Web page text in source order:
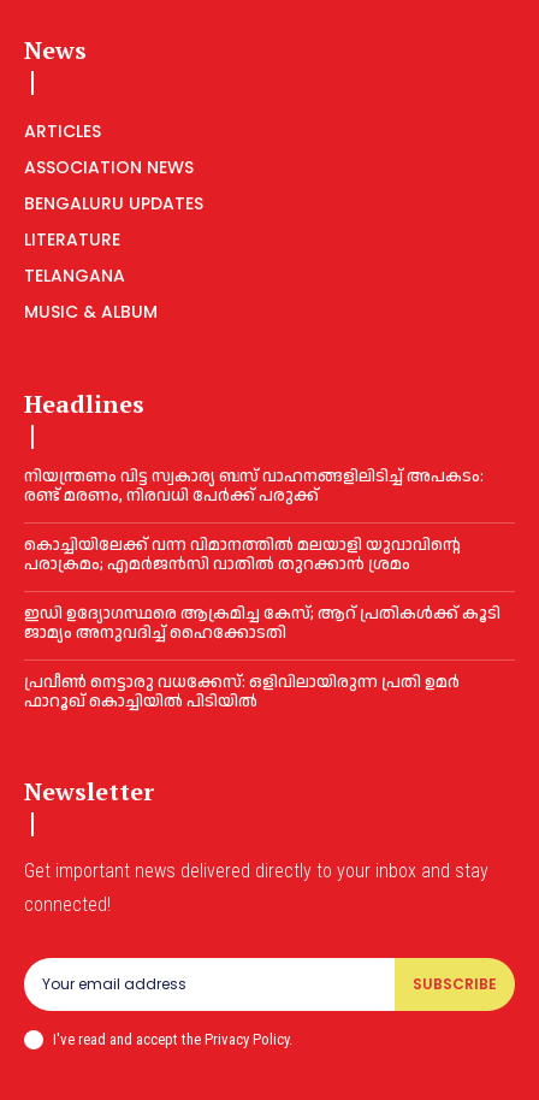
News
ARTICLES
ASSOCIATION NEWS
BENGALURU UPDATES
LITERATURE
TELANGANA
MUSIC & ALBUM
Headlines
നിയന്ത്രണം വിട്ട സ്വകാര്യ ബസ് വാഹനങ്ങളിലിടിച്ച്‌ അപകടം:
രണ്ട് മരണം, നിരവധി പേർക്ക് പരുക്ക്
കൊച്ചിയിലേക്ക് വന്ന വിമാനത്തില്‍ മലയാളി യുവാവിന്റെ
പരാക്രമം; എമര്‍ജൻസി വാതില്‍ തുറക്കാൻ ശ്രമം
ഇഡി ഉദ്യോഗസ്ഥരെ ആക്രമിച്ച കേസ്; ആറ് പ്രതികള്‍ക്ക് കൂടി
ജാമ്യം അനുവദിച്ച്‌ ഹൈക്കോടതി
പ്രവീണ്‍ നെട്ടാരു വധക്കേസ്: ഒളിവിലായിരുന്ന പ്രതി ഉമര്‍
ഫാറൂഖ് കൊച്ചിയില്‍ പിടിയില്‍
Newsletter
Get important news delivered directly to your inbox and stay
connected!
SUBSCRIBE
I've read and accept the Privacy Policy.